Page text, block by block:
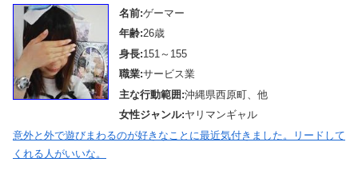
名前:ゲーマー
年齢:26歳
身長:151～155
職業:サービス業
主な行動範囲:沖縄県西原町、他
女性ジャンル:ヤリマンギャル
意外と外で遊びまわるのが好きなことに最近気付きました。リードして
くれる人がいいな。